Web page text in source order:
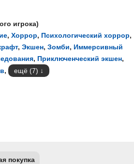
игрока)
, Хоррор, Психологический хоррор,
, Экшен, Зомби, Иммерсивный
, Приключенческий экшен,
, ещё (7)
покупка